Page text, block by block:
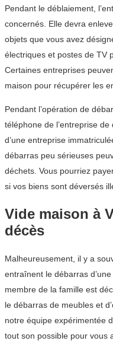
Pendant le déblaiement,
concernés. Elle devra
objets que vous avez
électriques et postes de TV
Certaines entreprises
maison pour récupérer les
Pendant l’opération de
téléphone de l’entreprise de
d’une entreprise
débarras peu sérieuses
déchets. Vous pourriez
si vos biens sont déversés
Vide maison à
décès
Malheureusement, il y a
entraînent le débarras
membre de la famille est
le débarras de meubles et
notre équipe expérimentée
tout son possible pour vous